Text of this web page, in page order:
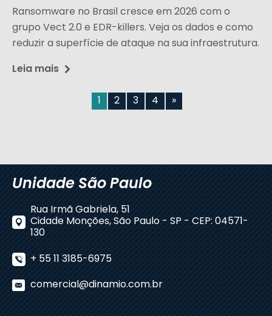
Ransomware no Brasil cresce em 2026 com o
grupo Vect 2.0 e EDR-killers. Veja os dados e como
reduzir a superfície de ataque na sua infraestrutura.
Leia mais
1
2 3 4 »
Unidade São Paulo
Rua Irmã Gabriela, 51
Cidade Monções, São Paulo - SP - CEP: 04571-
130
+ 55 11 3185-6975
comercial@dinamio.com.br